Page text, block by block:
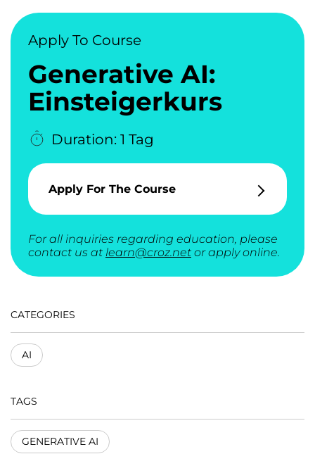
Apply To Course
Generative AI:
Einsteigerkurs
Duration: 1 Tag
Apply For The Course
For all inquiries regarding education, please
contact us at learn@croz.net or apply online.
CATEGORIES
AI
TAGS
GENERATIVE AI